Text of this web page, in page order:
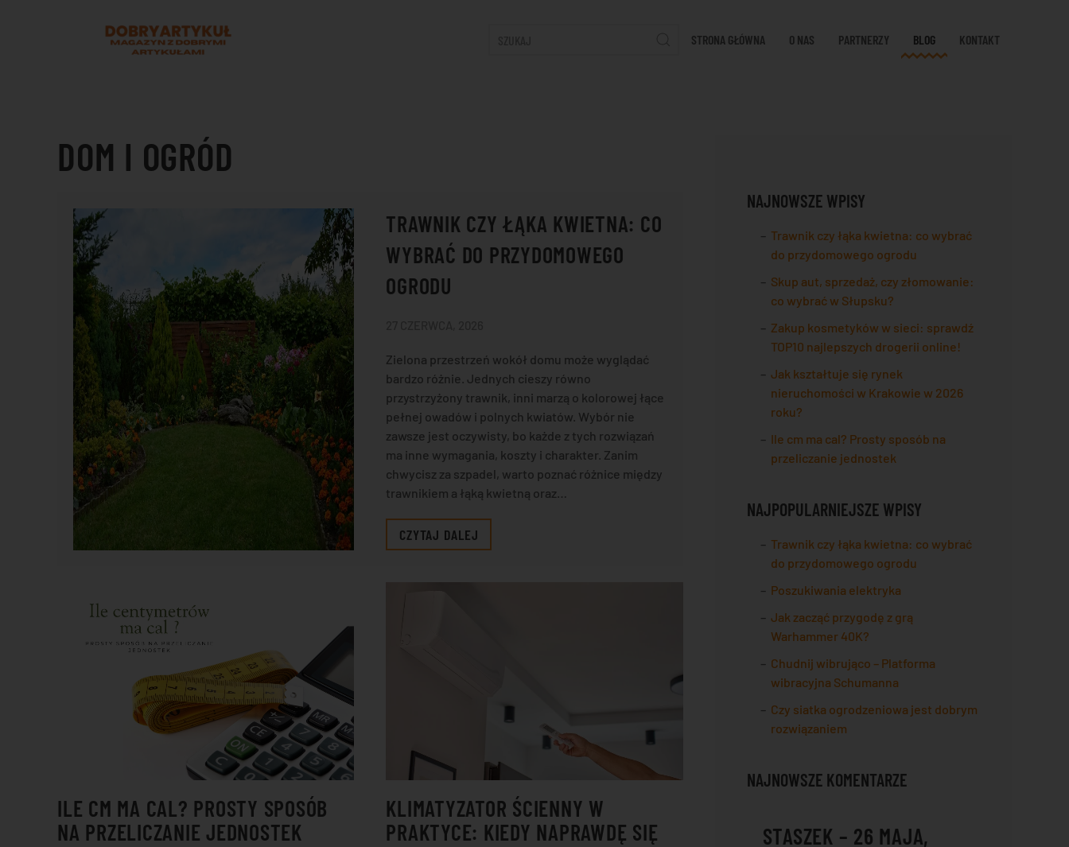
Przejdź do treści głównej STRONA GŁÓWNA O NAS PARTNERZY BLOG KONTAKT
DOM I OGRÓD
TRAWNIK CZY ŁĄKA KWIETNA: CO
WYBRAĆ DO PRZYDOMOWEGO
OGRODU
Zielona przestrzeń wokół domu może wyglądać
bardzo różnie. Jednych cieszy równo
przystrzyżony trawnik, inni marzą o kolorowej łące
pełnej owadów i polnych kwiatów. Wybór nie
zawsze jest oczywisty, bo każde z tych rozwiązań
ma inne wymagania, koszty i charakter. Zanim
chwycisz za szpadel, warto poznać różnice między
trawnikiem a łąką kwietną oraz…
CZYTAJ DALEJ
ILE CM MA CAL? PROSTY SPOSÓB
NA PRZELICZANIE JEDNOSTEK
KLIMATYZATOR ŚCIENNY W
PRAKTYCE: KIEDY NAPRAWDĘ SIĘ
NAJNOWSZE WPISY
Trawnik czy łąka kwietna: co wybrać
do przydomowego ogrodu
Skup aut, sprzedaż, czy złomowanie:
co wybrać w Słupsku?
Zakup kosmetyków w sieci: sprawdź
TOP10 najlepszych drogerii online!
Jak kształtuje się rynek
nieruchomości w Krakowie w 2026
roku?
Ile cm ma cal? Prosty sposób na
przeliczanie jednostek
NAJPOPULARNIEJSZE WPISY
Trawnik czy łąka kwietna: co wybrać
do przydomowego ogrodu
Poszukiwania elektryka
Jak zacząć przygodę z grą
Warhammer 40K?
Chudnij wibrująco – Platforma
wibracyjna Schumanna
Czy siatka ogrodzeniowa jest dobrym
rozwiązaniem
NAJNOWSZE KOMENTARZE
STASZEK – 26 MAJA,